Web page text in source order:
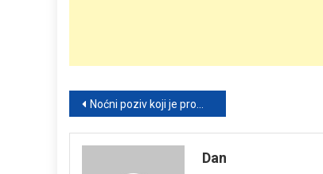
Post
navigation
Noćni poziv koji je promijenio sve i snaga roditeljske vjere
Dan